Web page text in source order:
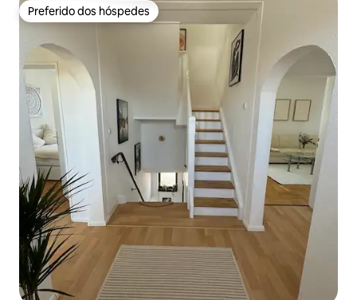
Preferido dos hóspedes
Preferido dos hóspedes